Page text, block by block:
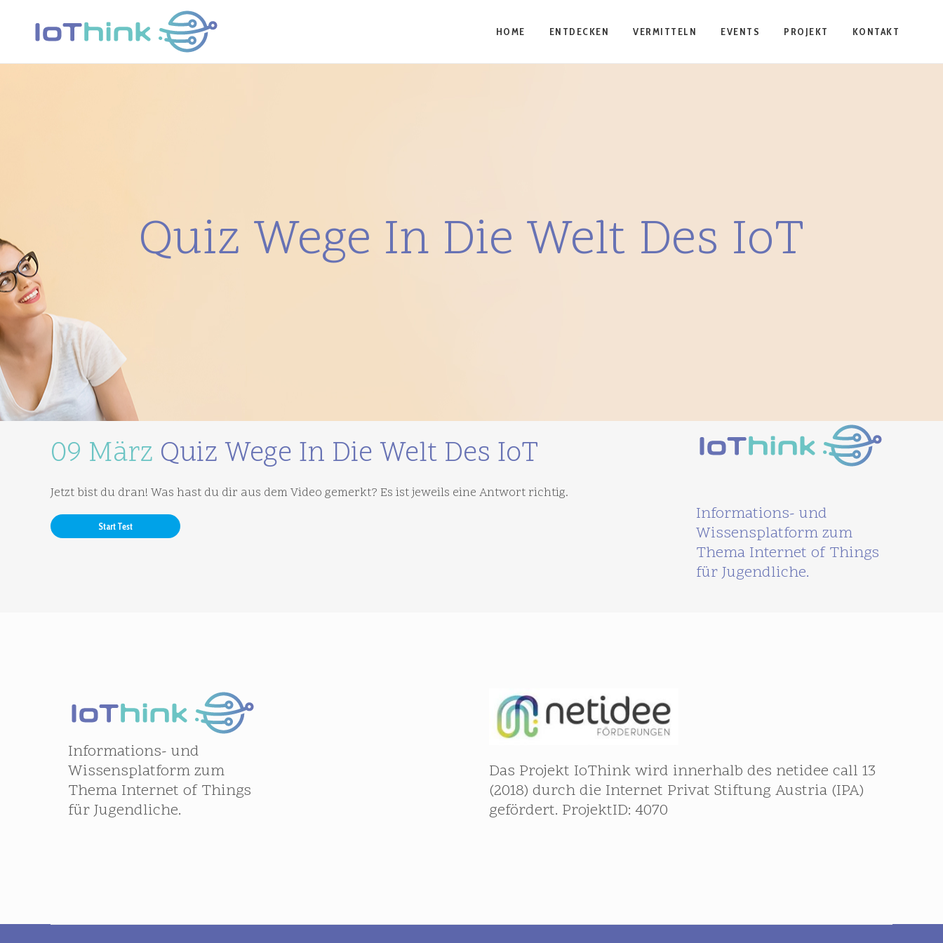
HOME ENTDECKEN VERMITTELN EVENTS PROJEKT KONTAKT
Quiz Wege In Die Welt Des IoT
09 März Quiz Wege In Die Welt Des IoT
Jetzt bist du dran! Was hast du dir aus dem Video gemerkt? Es ist jeweils eine Antwort richtig.
Informations- und
Wissensplatform zum
Thema Internet of Things
für Jugendliche.
Informations- und
Wissensplatform zum
Thema Internet of Things
für Jugendliche.
Das Projekt IoThink wird innerhalb des netidee call 13
(2018) durch die Internet Privat Stiftung Austria (IPA)
gefördert. ProjektID: 4070